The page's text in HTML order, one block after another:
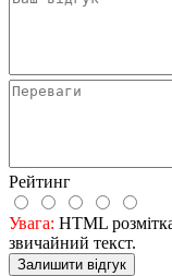
Рейтинг
Увага: HTML
звичайний текст.
Залишити відгук